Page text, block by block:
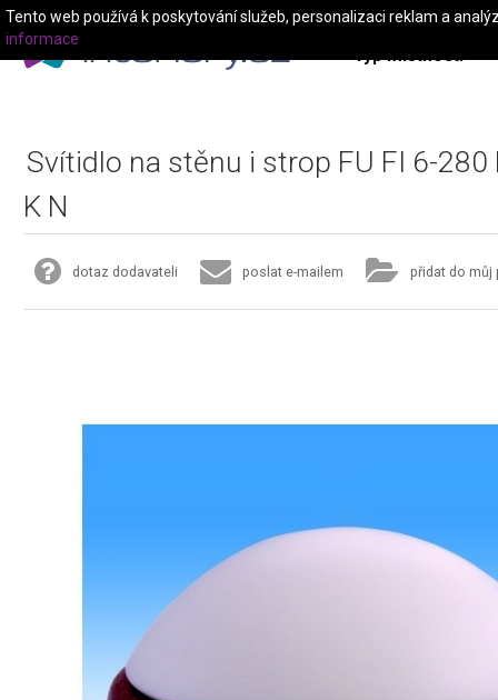
Typ místnosti
Svítidlo na stěnu i strop FU FI 6-280
K N
dotaz dodavateli poslat e-mailem přidat do můj
Tento web používá k poskytování služeb, personalizaci reklam a
informace